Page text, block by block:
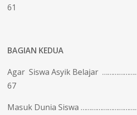
61
BAGIAN KEDUA
Agar Siswa Asyik Belajar
67
Masuk Dunia Siswa